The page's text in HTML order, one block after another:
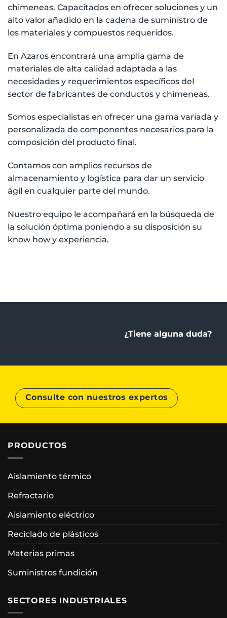
chimeneas. Capacitados en ofrecer soluciones y un
alto valor añadido en la cadena de suministro de
los materiales y compuestos requeridos.
En Azaros encontrará una amplia gama de
materiales de alta calidad adaptada a las
necesidades y requerimientos específicos del
sector de fabricantes de conductos y chimeneas.
Somos especialistas en ofrecer una gama variada y
personalizada de componentes necesarios para la
composición del producto final.
Contamos con amplios recursos de
almacenamiento y logística para dar un servicio
ágil en cualquier parte del mundo.
Nuestro equipo le acompañará en la búsqueda de
la solución óptima poniendo a su disposición su
know how y experiencia.
¿Tiene alguna duda?
Consulte con nuestros expertos
PRODUCTOS
Aislamiento térmico
Refractario
Aislamiento eléctrico
Reciclado de plásticos
Materias primas
Suministros fundición
SECTORES INDUSTRIALES